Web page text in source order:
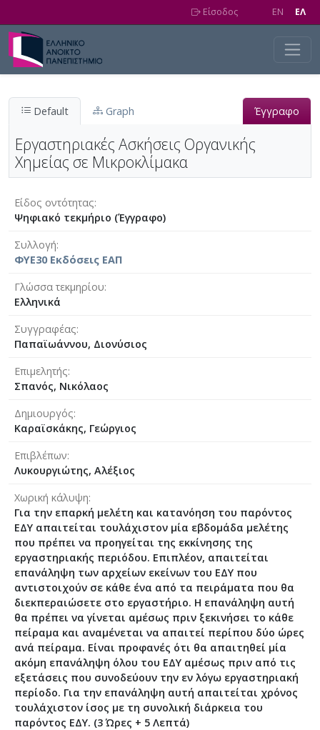
Είσοδος EN EΛ
Default Graph Έγγραφο
Εργαστηριακές Ασκήσεις Οργανικής
Χημείας σε Μικροκλίμακα
Είδος οντότητας
Ψηφιακό τεκμήριο (Έγγραφο)
Συλλογή
ΦΥΕ30 Εκδόσεις ΕΑΠ
Γλώσσα τεκμηρίου
Ελληνικά
Συγγραφέας
Παπαϊωάννου, Διονύσιος
Επιμελητής
Σπανός, Νικόλαος
Δημιουργός
Καραϊσκάκης, Γεώργιος
Επιβλέπων
Λυκουργιώτης, Αλέξιος
Χωρική κάλυψη
Για την επαρκή μελέτη και κατανόηση του παρόντος
ΕΔΥ απαιτείται τουλάχιστον μία εβδομάδα μελέτης
που πρέπει να προηγείται της εκκίνησης της
εργαστηριακής περιόδου. Επιπλέον, απαιτείται
επανάληψη των αρχείων εκείνων του ΕΔΥ που
αντιστοιχούν σε κάθε ένα από τα πειράματα που θα
διεκπεραιώσετε στο εργαστήριο. Η επανάληψη αυτή
θα πρέπει να γίνεται αμέσως πριν ξεκινήσει το κάθε
πείραμα και αναμένεται να απαιτεί περίπου δύο ώρες
ανά πείραμα. Είναι προφανές ότι θα απαιτηθεί μία
ακόμη επανάληψη όλου του ΕΔΥ αμέσως πριν από τις
εξετάσεις που συνοδεύουν την εν λόγω εργαστηριακή
περίοδο. Για την επανάληψη αυτή απαιτείται χρόνος
τουλάχιστον ίσος με τη συνολική διάρκεια του
παρόντος ΕΔΥ. (3 Ώρες + 5 Λεπτά)